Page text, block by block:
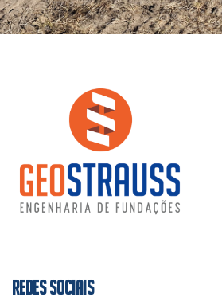
REDES SOCIAIS